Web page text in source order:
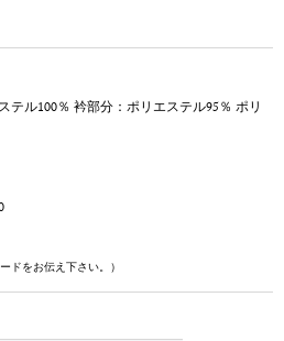
テル100％ 衿部分：ポリエステル95％ ポリ
ドをお伝え下さい。）